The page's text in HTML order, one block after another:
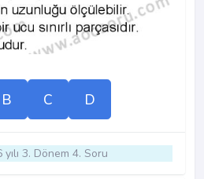
B C D
3. Dönem 4. Soru